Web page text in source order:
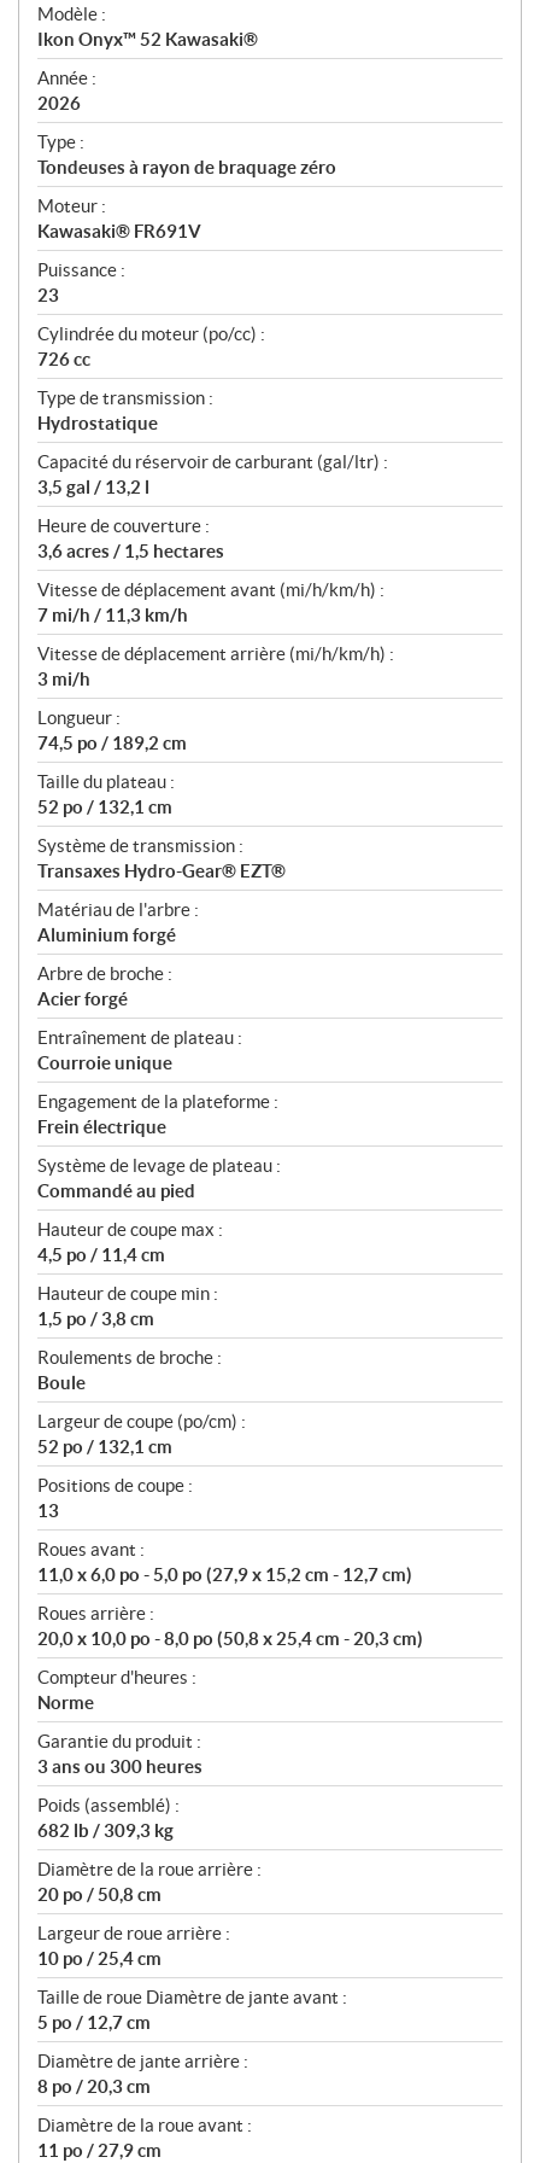
c
i
f
i
c
a
t
i
o
n
s
Modèle :
Ikon Onyx™ 52 Kawasaki®
Année :
2026
Type :
Tondeuses à rayon de braquage zéro
Moteur :
Kawasaki® FR691V
Puissance :
23
Cylindrée du moteur (po/cc) :
726 cc
Type de transmission :
Hydrostatique
Capacité du réservoir de carburant (gal/ltr) :
3,5 gal / 13,2 l
Heure de couverture :
3,6 acres / 1,5 hectares
Vitesse de déplacement avant (mi/h/km/h) :
7 mi/h / 11,3 km/h
Vitesse de déplacement arrière (mi/h/km/h) :
3 mi/h
Longueur :
74,5 po / 189,2 cm
Taille du plateau :
52 po / 132,1 cm
Système de transmission :
Transaxes Hydro-Gear® EZT®
Matériau de l'arbre :
Aluminium forgé
Arbre de broche :
Acier forgé
Entraînement de plateau :
Courroie unique
Engagement de la plateforme :
Frein électrique
Système de levage de plateau :
Commandé au pied
Hauteur de coupe max :
4,5 po / 11,4 cm
Hauteur de coupe min :
1,5 po / 3,8 cm
Roulements de broche :
Boule
Largeur de coupe (po/cm) :
52 po / 132,1 cm
Positions de coupe :
13
Roues avant :
11,0 x 6,0 po - 5,0 po (27,9 x 15,2 cm - 12,7 cm)
Roues arrière :
20,0 x 10,0 po - 8,0 po (50,8 x 25,4 cm - 20,3 cm)
Compteur d'heures :
Norme
Garantie du produit :
3 ans ou 300 heures
Poids (assemblé) :
682 lb / 309,3 kg
Diamètre de la roue arrière :
20 po / 50,8 cm
Largeur de roue arrière :
10 po / 25,4 cm
Taille de roue Diamètre de jante avant :
5 po / 12,7 cm
Diamètre de jante arrière :
8 po / 20,3 cm
Diamètre de la roue avant :
11 po / 27,9 cm